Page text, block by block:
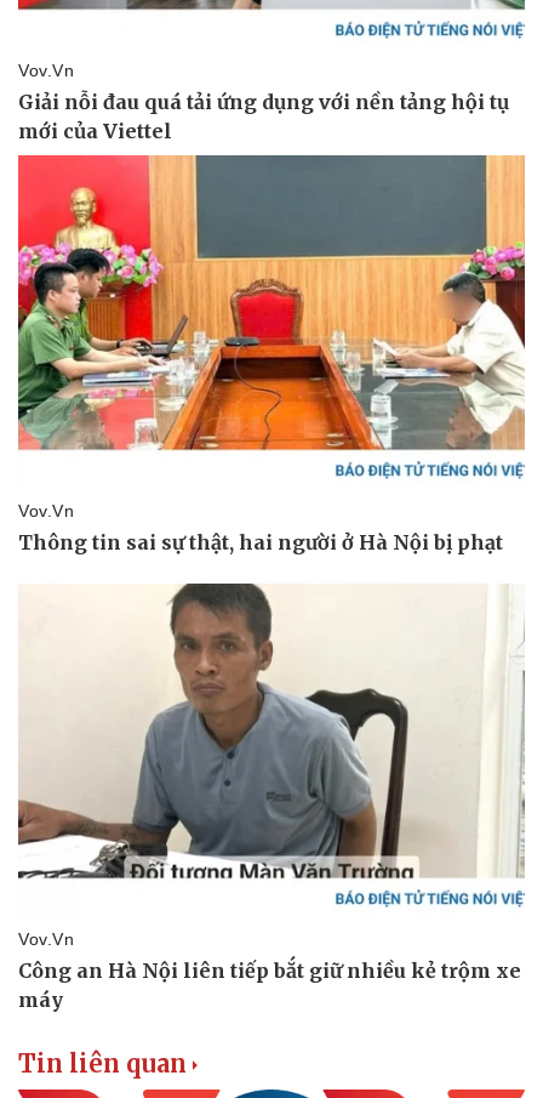
Thể thao
Thế giới thể thao
eSports
Ô tô - Xe máy
Tin liên quan